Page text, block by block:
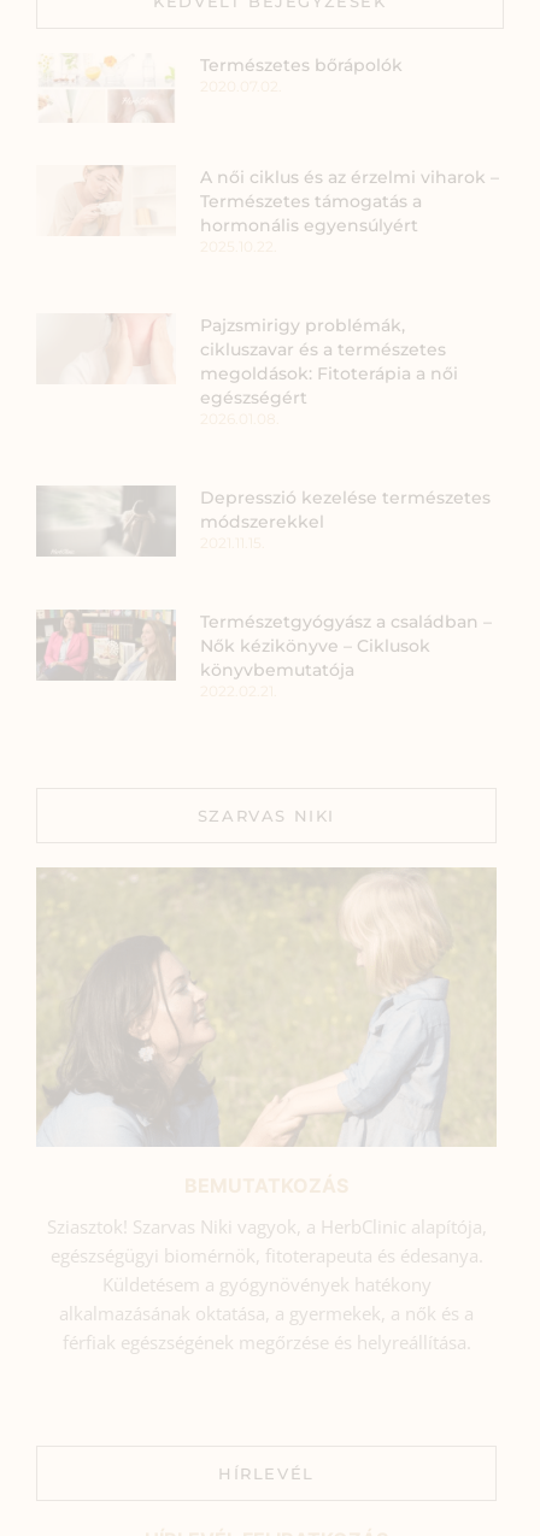
Természetes bőrápolók
A női ciklus és az érzelmi viharok –
Természetes támogatás a
hormonális egyensúlyért
Pajzsmirigy problémák,
cikluszavar és a természetes
megoldások: Fitoterápia a női
egészségért
Depresszió kezelése természetes
módszerekkel
Természetgyógyász a családban –
Nők kézikönyve – Ciklusok
könyvbemutatója
SZARVAS NIKI
Sziasztok! Szarvas Niki vagyok, a HerbClinic alapítója,
egészségügyi biomérnök, fitoterapeuta és édesanya.
Küldetésem a gyógynövények hatékony
alkalmazásának oktatása, a gyermekek, a nők és a
férfiak egészségének megőrzése és helyreállítása.
HÍRLEVÉL